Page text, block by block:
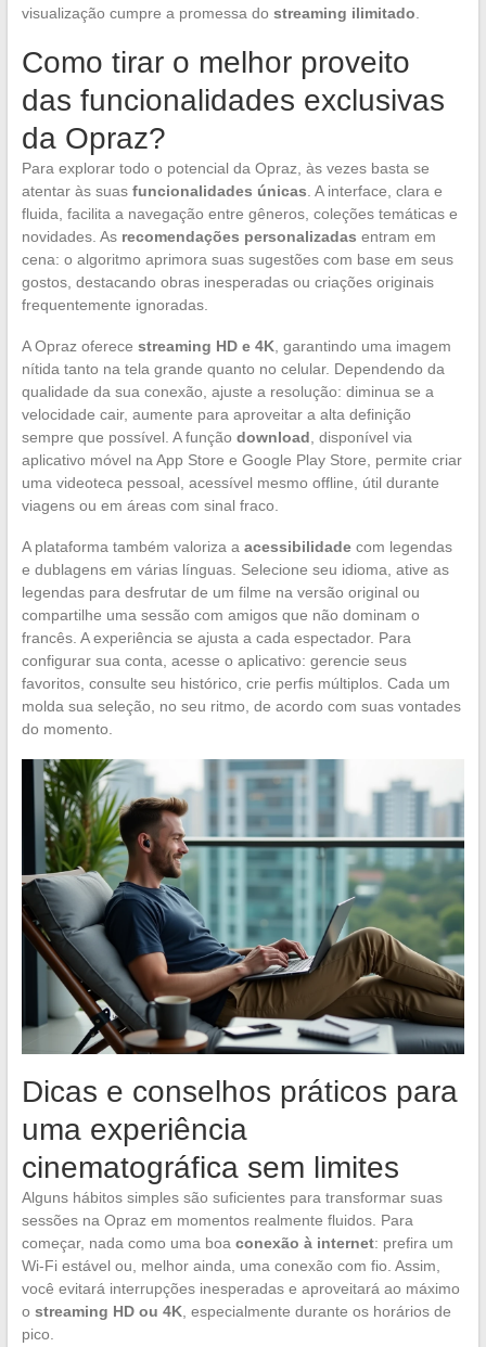
visualização cumpre a promessa do streaming ilimitado
Como tirar o melhor proveito
das funcionalidades exclusivas
da Opraz?
Para explorar todo o potencial da Opraz, às vezes basta se
atentar às suas funcionalidades únicas . A interface, clara e
fluida, facilita a navegação entre gêneros, coleções temáticas e
novidades. As recomendações personalizadas entram em
cena: o algoritmo aprimora suas sugestões com base em seus
gostos, destacando obras inesperadas ou criações originais
frequentemente ignoradas.
A Opraz oferece streaming HD e 4K, garantindo uma imagem
nítida tanto na tela grande quanto no celular. Dependendo da
qualidade da sua conexão, ajuste a resolução: diminua se a
velocidade cair, aumente para aproveitar a alta definição
sempre que possível. A função download , disponível via
aplicativo móvel na App Store e Google Play Store, permite criar
uma videoteca pessoal, acessível mesmo offline, útil durante
viagens ou em áreas com sinal fraco.
A plataforma também valoriza a acessibilidadecom legendas
e dublagens em várias línguas. Selecione seu idioma, ative as
legendas para desfrutar de um filme na versão original ou
compartilhe uma sessão com amigos que não dominam o
francês. A experiência se ajusta a cada espectador. Para
configurar sua conta, acesse o aplicativo: gerencie seus
favoritos, consulte seu histórico, crie perfis múltiplos. Cada um
molda sua seleção, no seu ritmo, de acordo com suas vontades
do momento.
Dicas e conselhos práticos para
uma experiência
cinematográfica sem limites
Alguns hábitos simples são suficientes para transformar suas
sessões na Opraz em momentos realmente fluidos. Para
começar, nada como uma boa conexão à internet: prefira um
Wi-Fi estável ou, melhor ainda, uma conexão com fio. Assim,
você evitará interrupções inesperadas e aproveitará ao máximo
o streaming HD ou 4K, especialmente durante os horários de
pico.